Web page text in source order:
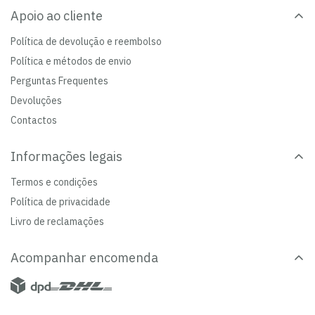
Apoio ao cliente
Política de devolução e reembolso
Política e métodos de envio
Perguntas Frequentes
Devoluções
Contactos
Informações legais
Termos e condições
Política de privacidade
Livro de reclamações
Acompanhar encomenda